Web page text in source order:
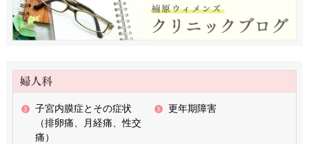
子宮内膜症とその症状
（排卵痛、月経痛、性交
痛）
更年期障害